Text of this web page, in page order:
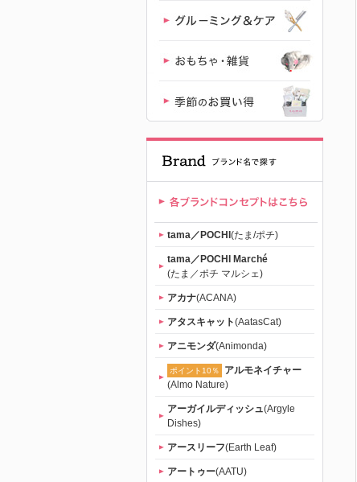
ド専門店
「たまのお
ねだり
（tama）」
｜初回送料
無料
tama／POCHI (たま/ポチ)
tama／POCHI Marché
(たま／ポチ マルシェ)
アカナ(ACANA)
アタスキャット(AatasCat)
アニモンダ(Animonda)
ポイント10％
アルモネイチャー
(Almo Nature)
アーガイルディッシュ(Argyle
Dishes)
アースリーフ(Earth Leaf)
アートゥー(AATU)